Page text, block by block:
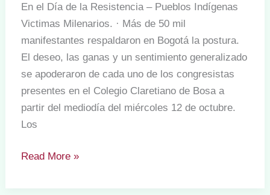
En el Día de la Resistencia – Pueblos Indígenas
Victimas Milenarios. · Más de 50 mil
manifestantes respaldaron en Bogotá la postura.
El deseo, las ganas y un sentimiento generalizado
se apoderaron de cada uno de los congresistas
presentes en el Colegio Claretiano de Bosa a
partir del mediodía del miércoles 12 de octubre.
Los
Con
manifestación
Read More »